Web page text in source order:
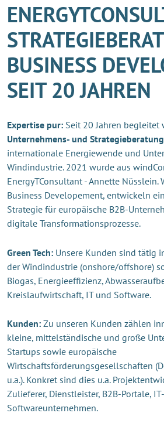
BUSINESS
SEIT 20 JAHREN
Expertise pur: Seit 20 Jahren begleitet
Unternehmens- und Strategieberatung
internationale Energiewende und
Windindustrie. 2021 wurde aus
EnergyTConsultant - Annette Nüsslein.
Business Developement, entwickeln
Strategie für europäische B2B-
digitale Transformationsprozesse.
Green Tech: Unsere Kunden sind tätig
der Windindustrie (onshore/offshore)
Biogas, Energieeffizienz,
Kreislaufwirtschaft, IT und Software.
Kunden: Zu unseren Kunden zählen
kleine, mittelständische und große
Startups sowie europäische
Wirtschaftsförderungsgesellschaften
u.a.). Konkret sind dies u.a.
Zulieferer, Dienstleister, B2B-Portale,
Softwareunternehmen.